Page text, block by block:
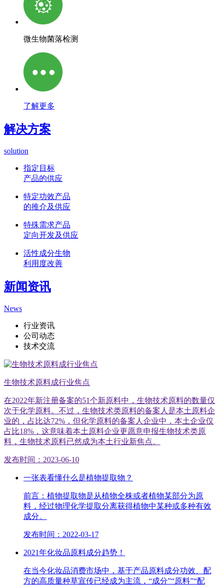
微生物菌落检测
了解更多
解决方案
solution
指定目标
产品的供应
特定功效产品
的推介及供应
特殊需求产品
定向开发及供应
活性成分生物
利用度改善
新闻资讯
News
行业资讯
公司动态
技术交流
生物技术原料成行业焦点
在2022年新注册备案的51个新原料中，生物技术原料的数量仅
次于化学原料。不过，生物技术类原料的备案人是本土原料企
业的，占比达72%，但化学原料的备案人企业中，本土企业仅
占比18%，这意味着本土原料企业更愿意申报生物技术类原
料，生物技术原料已然成为本土行业新焦点。
发布时间：2023-06-10
一张表看懂什么是植物提取物？
前言：植物提取物是从植物全株或者植物某部分为原
料，经过物理化学提取分离获得植物中某种或多种有效
成分。
发布时间：2022-03-17
2021年化妆品原料成分趋势！
在当今化妆品消费市场中，基于产品原料成分功效、配
方的高质量种草宣传已经成为主流，“成分”“原料”“配